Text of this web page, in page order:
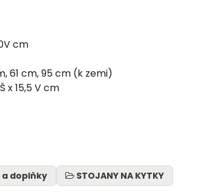
cm
61 cm, 95 cm (k zemi)
x 15,5 V cm
doplňky STOJANY NA KYTKY